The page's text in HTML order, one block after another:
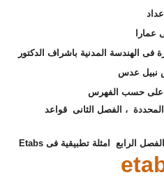
اعداد
عمارا
فى الهندسة المدنية باشراف الدكتور
نبيل عدس
على حسب الفهرس
، الفصل الثانى قواعد